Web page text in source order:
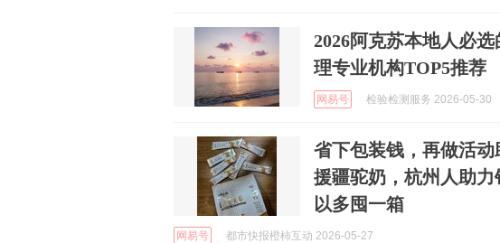
2026阿克苏本地人必
理专业机构TOP5推荐
网易号 检验检测服务 2026-05-30
省下包装钱，再做活动
援疆驼奶，杭州人助
以多囤一箱
网易号 都市快报橙柿互动 2026-05-27